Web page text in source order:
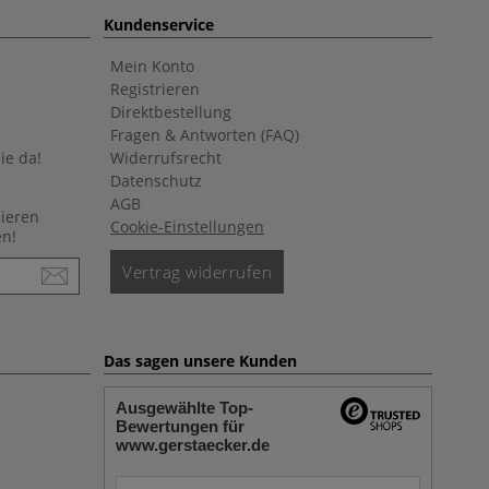
da!
Kundenservice
Mein Konto
Registrieren
Direktbestellung
Fragen & Antworten (FAQ)
Widerrufsrecht
Datenschutz
AGB
Cookie-Einstellungen
Vertrag widerrufen
Das sagen unsere Kunden
Ausgewählte Top-
Bewertungen für
www.gerstaecker.de